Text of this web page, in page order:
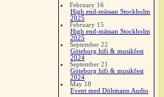
February 16
High end-mässan Stockholm
2025
February 15
High end-mässan Stockholm
2025
September 22
Göteborg hifi & musikfest
2024
September 21
Göteborg hifi & musikfest
2024
May 18
Event med Döhmann Audio